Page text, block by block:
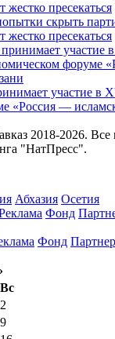
скрыть
жестко пресекаться
участие в
«Россия —
2018-2026.
"НатПресс".
Абхазия Осетия
Фонд
Фонд
Вс
2
9